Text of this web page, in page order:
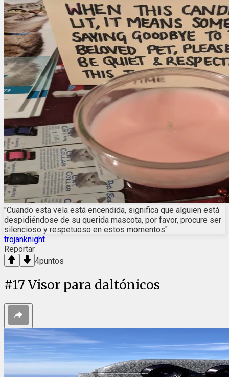
"Cuando esta vela está encendida, significa que alguien está
despidiéndose de su querida mascota, por favor, procure ser
silencioso y respetuoso en estos momentos"
trojanknight
Reportar
4puntos
#17 Visor para daltónicos